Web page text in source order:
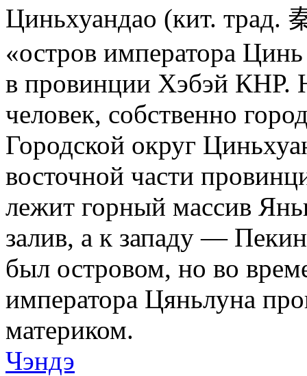
Циньхуандао (кит. трад.
«остров императора
в провинции Хэбэй КНР.
человек, собственно
Городской округ
восточной части
лежит горный массив
залив, а к западу —
был островом, но во
императора Цяньлуна
материком.
Чэндэ